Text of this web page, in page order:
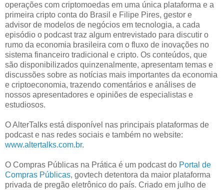
operações com criptomoedas em uma única plataforma e a
primeira cripto conta do Brasil e Filipe Pires, gestor e
advisor de modelos de negócios em tecnologia, a cada
episódio o podcast traz algum entrevistado para discutir o
rumo da economia brasileira com o fluxo de inovações no
sistema financeiro tradicional e cripto. Os conteúdos, que
são disponibilizados quinzenalmente, apresentam temas e
discussões sobre as notícias mais importantes da economia
e criptoeconomia, trazendo comentários e análises de
nossos apresentadores e opiniões de especialistas e
estudiosos.
O AlterTalks está disponível nas principais plataformas de
podcast e nas redes sociais e também no website:
www.altertalks.com.br.
O Compras Públicas na Prática é um podcast do Portal de
Compras Públicas, govtech detentora da maior plataforma
privada de pregão eletrônico do país. Criado em julho de